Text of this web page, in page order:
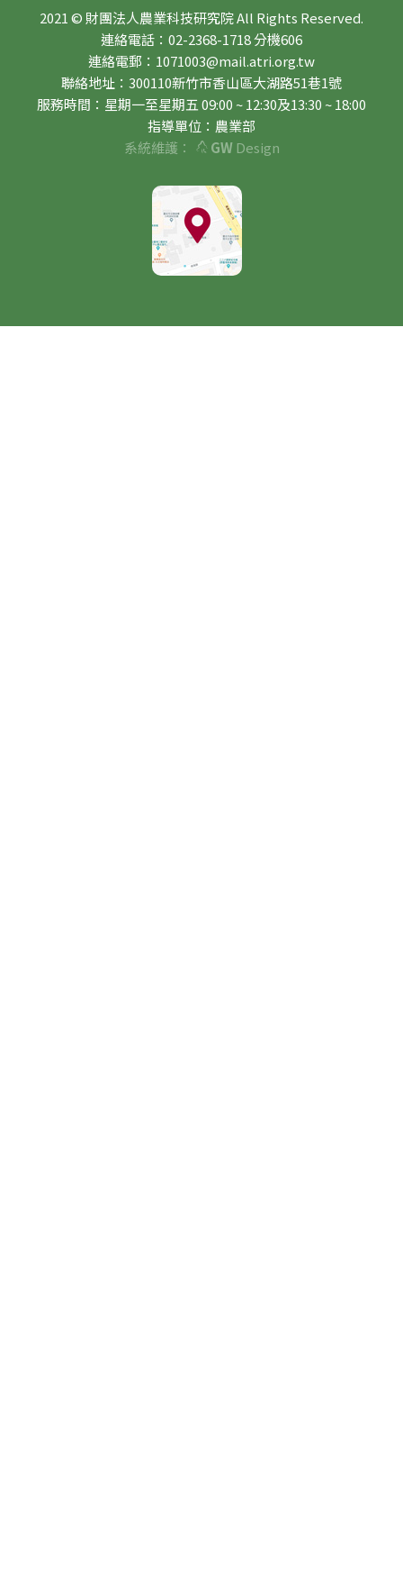
2021 © 財團法人農業科技研究院 All Rights Reserved.
連絡電話：02-2368-1718 分機606
連絡電郵：1071003@mail.atri.org.tw
聯絡地址：300110新竹市香山區大湖路51巷1號
服務時間：星期一至星期五 09:00 ~ 12:30及13:30 ~ 18:00
指導單位：農業部
系統維護：
GWDesign